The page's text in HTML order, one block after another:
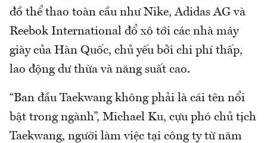
đồ thể thao toàn cầu như Nike, Adidas AG và
Reebok International đổ xô tới các nhà máy
giày của Hàn Quốc, chủ yếu bởi chi phí thấp,
lao động dư thừa và năng suất cao.
“Ban đầu Taekwang không phải là cái tên nổi
bật trong ngành”, Michael Ku, cựu phó chủ tịch
Taekwang, người làm việc tại công ty từ năm